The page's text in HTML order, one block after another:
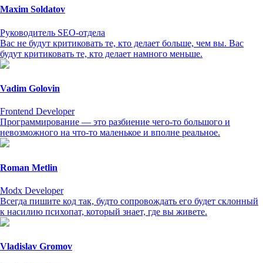
Maxim Soldatov
Руководитель SEO-отдела
Вас не будут критиковать те, кто делает больше, чем вы. Вас
будут критиковать те, кто делает намного меньше.
Vadim Golovin
Frontend Developer
Программирование — это разбиение чего-то большого и
невозможного на что-то маленькое и вполне реальное.
Roman Metlin
Modx Developer
Всегда пишите код так, будто сопровождать его будет склонный
к насилию психопат, который знает, где вы живете.
Vladislav Gromov